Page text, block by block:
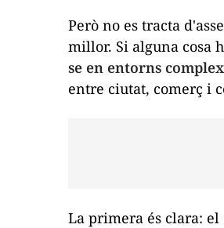
Però no es tracta
millor. Si alguna cosa
se en entorns
entre ciutat, comerç i
La primera és clara: